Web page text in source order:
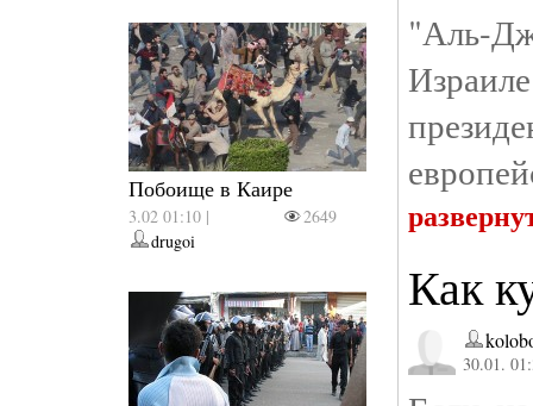
Побоище в Каире
3.02 01:10 |
2649
drugoi
"Аль-
Как
30.01.